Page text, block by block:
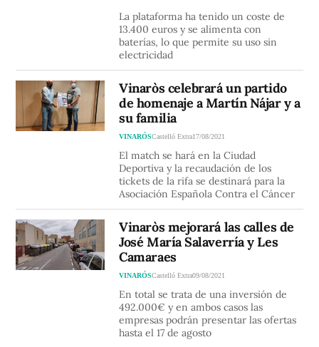
La plataforma ha tenido un coste de
13.400 euros y se alimenta con
baterías, lo que permite su uso sin
electricidad
Vinaròs celebrará un partido
de homenaje a Martín Nájar y a
su familia
VINARÓSCastelló Extra17/08/2021
El match se hará en la Ciudad
Deportiva y la recaudación de los
tickets de la rifa se destinará para la
Asociación Española Contra el Cáncer
Vinaròs mejorará las calles de
José María Salaverría y Les
Camaraes
VINARÓSCastelló Extra09/08/2021
En total se trata de una inversión de
492.000€ y en ambos casos las
empresas podrán presentar las ofertas
hasta el 17 de agosto